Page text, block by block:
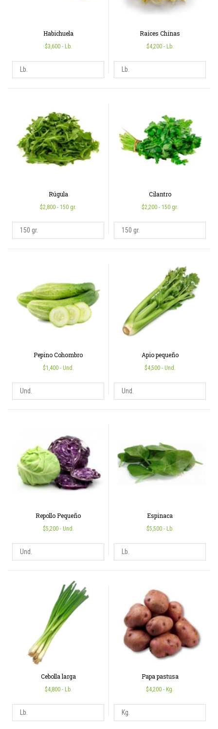
Habichuela
$3,600 - Lb.
Raices Chinas
$4,200 - Lb.
Rúgula
$2,800 - 150 gr.
Cilantro
$2,200 - 150 gr.
Pepino Cohombro
$1,400 - Und.
Apio pequeño
$4,500 - Und.
Repollo Pequeño
$5,200 - Und.
Espinaca
$5,500 - Lb.
Cebolla larga
$4,800 - Lb.
Papa pastusa
$4,200 - Kg.